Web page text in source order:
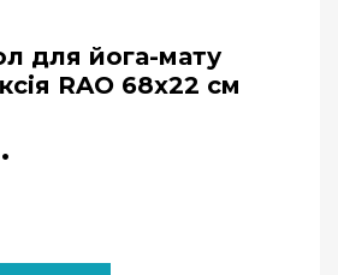
для йога-мату
RAO 68х22 см